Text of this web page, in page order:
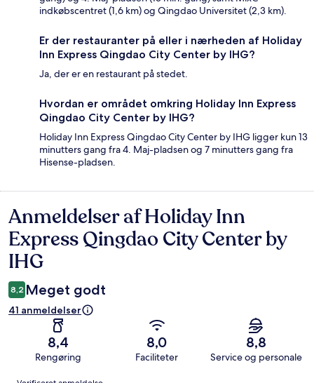
indkøbscentret (1,6 km) og Qingdao Universitet (2,3 km).
Er der restauranter på eller i nærheden af Holiday
Inn Express Qingdao City Center by IHG?
Ja, der er en restaurant på stedet.
Hvordan er området omkring Holiday Inn Express
Qingdao City Center by IHG?
Holiday Inn Express Qingdao City Center by IHG ligger kun 13
minutters gang fra 4. Maj-pladsen og 7 minutters gang fra
Hisense-pladsen.
Anmeldelser
Anmeldelser af Holiday Inn
Express Qingdao City Center by
IHG
8,2 Meget godt
41 anmeldelser
8,4
Rengøring
8,0
Faciliteter
8,8
Service og personale
Anmeldelser